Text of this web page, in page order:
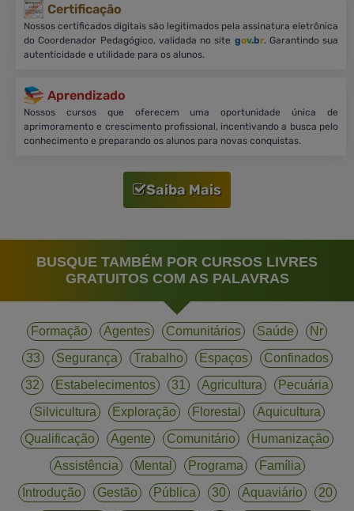
Certificação
Nossos certificados digitais são legitimados pela assinatura eletrônica
do Coordenador Pedagógico, validada no site gov.br. Garantindo sua
autenticidade e utilidade para os alunos.
Aprendizado
Nossos cursos que oferecem uma oportunidade única de
aprimoramento e crescimento profissional, incentivando a busca pelo
conhecimento e preparando os alunos para novas conquistas.
Saiba Mais
BUSQUE TAMBÉM POR CURSOS LIVRES
GRATUITOS COM AS PALAVRAS
Formação Agentes Comunitários Saúde
Nr
33
Segurança Trabalho Espaços
Confinados
32
Estabelecimentos 31 Agricultura
Pecuária
Silvicultura
Exploração Florestal
Aquicultura
Qualificação
Agente Comunitário
Humanização
Assistência
Mental Programa
Família
Introdução
Gestão Pública 30 Aquaviário
20